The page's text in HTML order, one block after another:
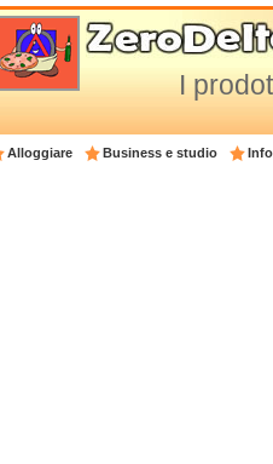
I
Alloggiare Business e studio